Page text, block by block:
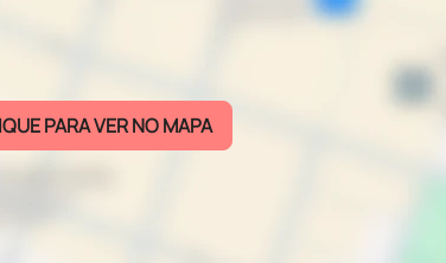
PARA VER NO MAPA